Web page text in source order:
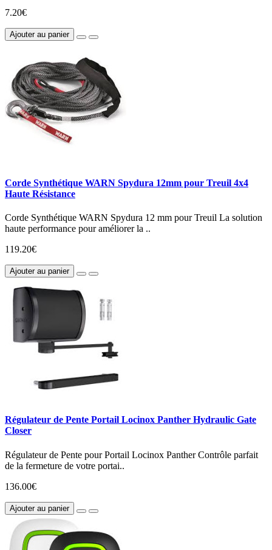
7.20€
Ajouter au panier
Corde Synthétique WARN Spydura 12mm pour Treuil 4x4
Haute Résistance
Corde Synthétique WARN Spydura 12 mm pour Treuil La solution
haute performance pour améliorer la ..
119.20€
Ajouter au panier
Régulateur de Pente Portail Locinox Panther Hydraulic Gate
Closer
Régulateur de Pente pour Portail Locinox Panther Contrôle parfait
de la fermeture de votre portai..
136.00€
Ajouter au panier